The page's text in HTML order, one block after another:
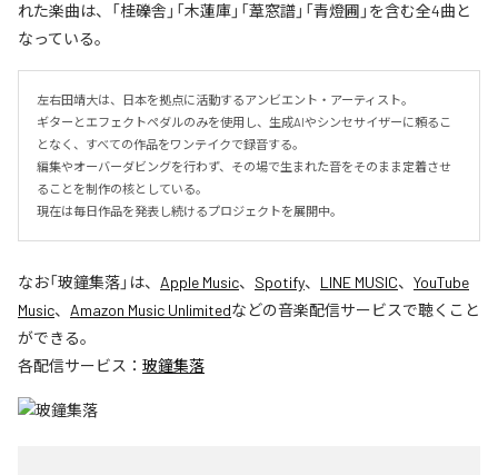
れた楽曲は、「桂礫舎」「木蓮庫」「葦窓譜」「青燈圃」を含む全4曲と
なっている。
左右田靖大は、日本を拠点に活動するアンビエント・アーティスト。
ギターとエフェクトペダルのみを使用し、生成AIやシンセサイザーに頼るこ
となく、すべての作品をワンテイクで録音する。
編集やオーバーダビングを行わず、その場で生まれた音をそのまま定着させ
ることを制作の核としている。
現在は毎日作品を発表し続けるプロジェクトを展開中。
なお「玻鐘集落」は、 Apple Music、 Spotify、 LINE MUSIC、 YouTube
Music、 Amazon Music Unlimitedなどの音楽配信サービスで聴くこと
ができる。
各配信サービス： 玻鐘集落